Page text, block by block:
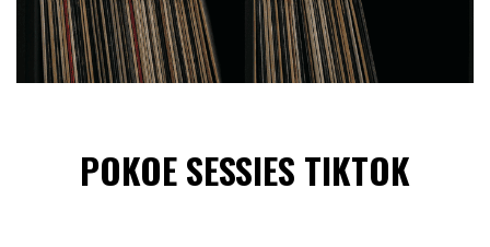
POKOE SESSIES TIKTOK